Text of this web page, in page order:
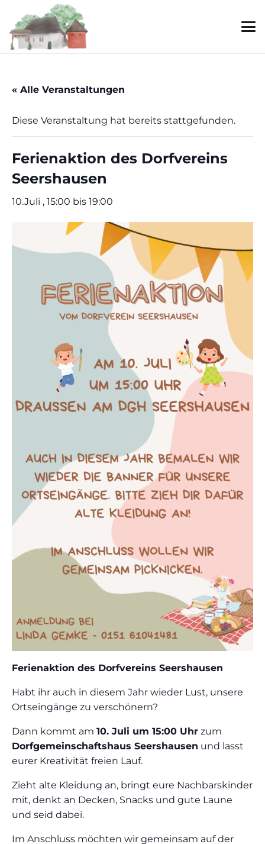
« Alle Veranstaltungen
Diese Veranstaltung hat bereits stattgefunden.
Ferienaktion des Dorfvereins
Seershausen
10.Juli , 15:00 bis 19:00
Ferienaktion des Dorfvereins Seershausen
Habt ihr auch in diesem Jahr wieder Lust, unsere
Ortseingänge zu verschönern?
Dann kommt am 10. Juli um 15:00 Uhr zum
Dorfgemeinschaftshaus Seershausen und lasst
eurer Kreativität freien Lauf.
Zieht alte Kleidung an, bringt eure Nachbarskinder
mit, denkt an Decken, Snacks und gute Laune
und seid dabei.
Im Anschluss möchten wir gemeinsam auf der